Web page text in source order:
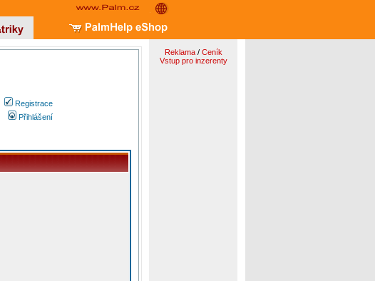
Registrace
Přihlášení
Reklama/ Ceník
Vstup pro inzerenty